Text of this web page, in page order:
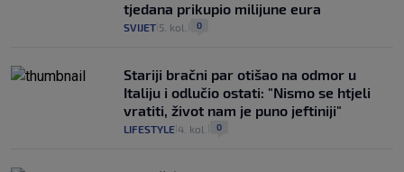
tjedana prikupio milijune eura
SVIJET 5. kol. 0
Stariji bračni par otišao na odmor u
Italiju i odlučio ostati: "Nismo se htjeli
vratiti, život nam je puno jeftiniji"
LIFESTYLE 4. kol. 0